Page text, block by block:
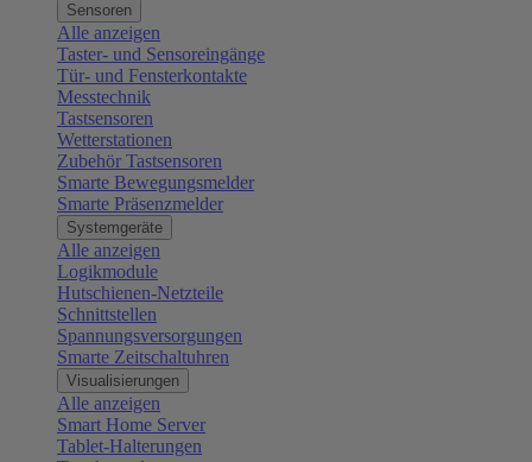
Sensoren
Alle anzeigen
Taster- und Sensoreingänge
Tür- und Fensterkontakte
Messtechnik
Tastsensoren
Wetterstationen
Zubehör Tastsensoren
Smarte Bewegungsmelder
Smarte Präsenzmelder
Systemgeräte
Alle anzeigen
Logikmodule
Hutschienen-Netzteile
Schnittstellen
Spannungsversorgungen
Smarte Zeitschaltuhren
Visualisierungen
Alle anzeigen
Smart Home Server
Tablet-Halterungen